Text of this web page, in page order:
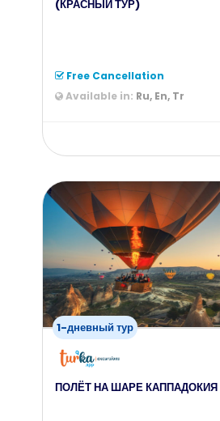
(КРАСНЫЙ ТУР)
Free Cancellation
Available in: Ru, En, Tr
1-дневный тур
ПОЛЁТ НА ШАРЕ КАППАДОКИЯ